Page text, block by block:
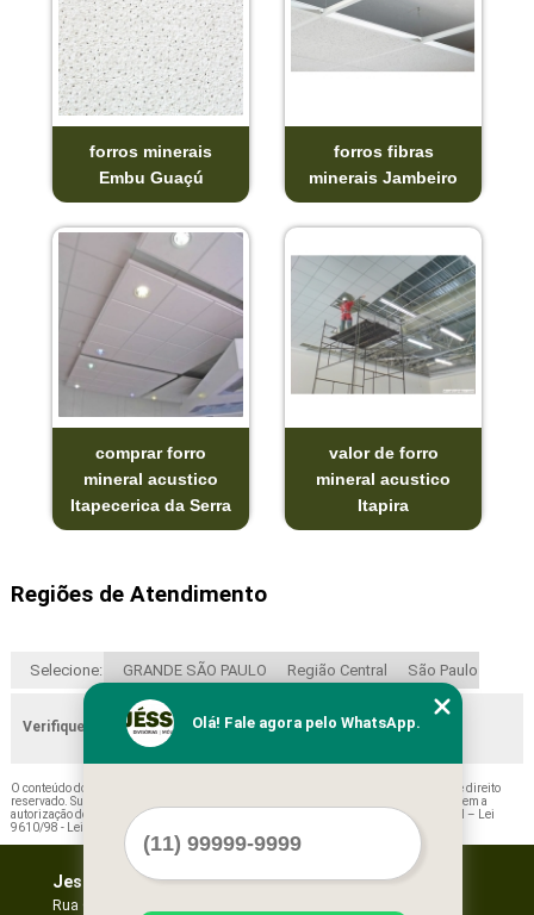
forros minerais
Embu Guaçú
forros fibras
minerais Jambeiro
comprar forro
mineral acustico
Itapecerica da Serra
valor de forro
mineral acustico
Itapira
Regiões de Atendimento
Selecione: GRANDE SÃO PAULO Região Central São Paulo
Verifique as regiões que atendemos
O conteúdo do texto "
" é de direito
reservado. Sua reprodução, parcial ou total, mesmo citando nossos links, é proibida sem a
autorização do autor. Crime de violação de direito autoral – artigo 184 do Código Penal – Lei
9610/98 - Lei de direitos autorais
Jessica Forros e Divisórias
Rua Oscar Horta, 269 - Mooca
Olá! Fale agora pelo WhatsApp.